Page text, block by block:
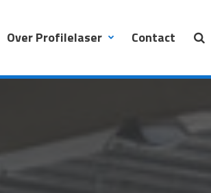
Over Profilelaser Contact